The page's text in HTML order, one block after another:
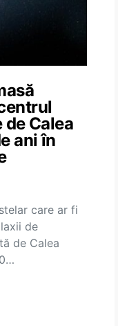
Calea
ani în
care ar fi
de
de Calea